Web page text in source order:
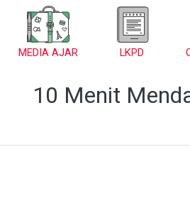
MEDIA AJAR LKPD
10 Menit